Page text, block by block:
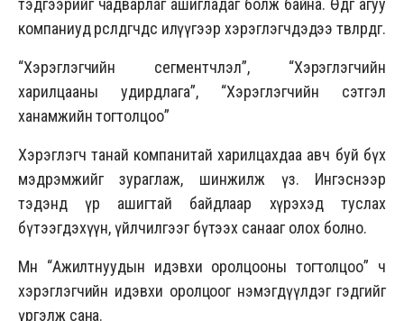
тэдгээрийг чадварлаг ашигладаг болж байна. Өдгөө агуу
компаниуд өрсөлдөгчдөөсөө илүүгээр хэрэглэгчдэдээ төвлөрдөг.
“Хэрэглэгчийн сегментчлэл”, “Хэрэглэгчийн
харилцааны удирдлага”, “Хэрэглэгчийн сэтгэл
ханамжийн тогтолцоо”
Хэрэглэгч танай компанитай харилцахдаа авч буй бүх
мэдрэмжийг зураглаж, шинжилж үз. Ингэснээр
тэдэнд үр ашигтай байдлаар хүрэхэд туслах
бүтээгдэхүүн, үйлчилгээг бүтээх санааг олох болно.
Мөн “Ажилтнуудын идэвхи оролцооны тогтолцоо” ч
хэрэглэгчийн идэвхи оролцоог нэмэгдүүлдэг гэдгийг
үргэлж сана.